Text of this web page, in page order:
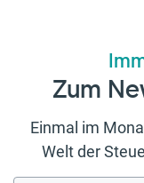
Zum
Einmal im
Welt der